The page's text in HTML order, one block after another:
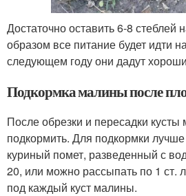
Достаточно оставить 6-8 стеблей
образом все питание будет идти
следующем году они дадут
Подкормка малины после
После обрезки и пересадки
подкормить. Для подкормки
куриный помет, разведенный с
20, или можно рассыпать по 1 ст.
под каждый куст малины.